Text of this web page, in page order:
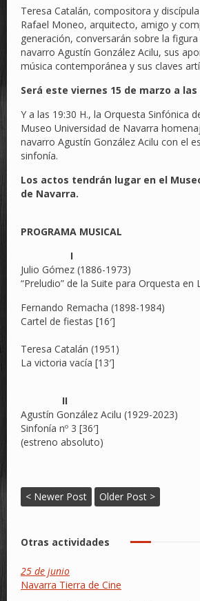
Teresa Catalán, compositora y
Rafael Moneo, arquitecto, amigo y
generación, conversarán sobre la
navarro Agustín González Acilu, sus
música contemporánea y sus claves
Será este viernes 15 de marzo a las
Y a las 19:30 H., la Orquesta Sinfónica
Museo Universidad de Navarra
navarro Agustín González Acilu con el
sinfonía.
Los actos tendrán lugar en el
de Navarra.
PROGRAMA MUSICAL
I
Julio Gómez (1886-1973)
“Preludio” de la Suite para Orquesta en
Fernando Remacha (1898-1984)
Cartel de fiestas [16′]
Teresa Catalán (1951)
La victoria vacía [13′]
II
Agustín González Acilu (1929-2023)
Sinfonía nº 3 [36′]
(estreno absoluto)
< Newer Post Older Post >
Otras actividades
25 de junio
Navarra Tierra de Cine